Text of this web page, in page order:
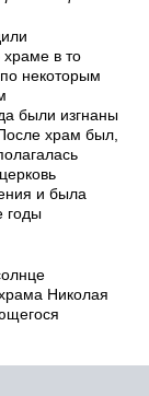
в то
некоторым
были изгнаны
храм был,
и была
годы
Николая